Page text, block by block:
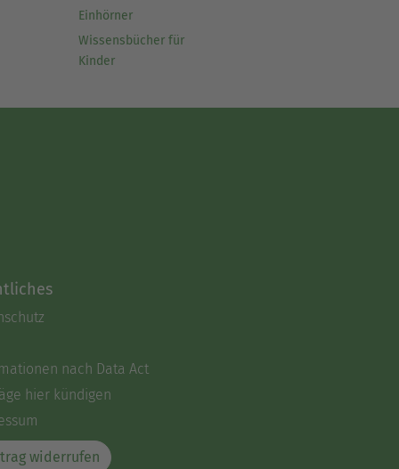
Einhörner
Wissensbücher für
Kinder
nach Data Act
hier kündigen
widerrufen